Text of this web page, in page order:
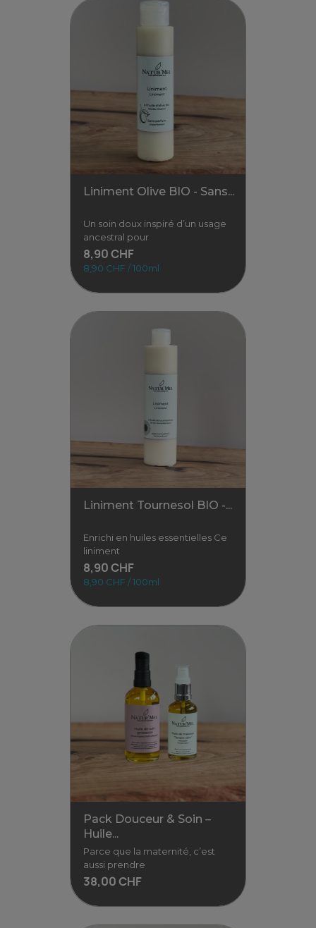
Lingettes lavables -...
🌿 Lingettes lavables en
coton bio – Lot de 4 (rose ou
bleu) Pour des soins tout
doux,
14,00 CHF
Voir
Liniment Olive BIO - Sans...
Un soin doux inspiré d’un usage
ancestral pour
8,90 CHF
8,90 CHF / 100ml
Liniment Olive BIO - Sans...
Un soin doux inspiré d’un
usage ancestral pour les
fesses de bébé. Ce précieux
8,90 CHF
8,90 CHF / 100ml
Liniment Tournesol BIO -...
Enrichi en huiles essentielles Ce
liniment
8,90 CHF
8,90 CHF / 100ml
Liniment Tournesol BIO -...
Enrichi en huiles essentielles
Ce liniment onctueux s’utilise
pour le change de bébé.
Formulé
8,90 CHF / 100ml
Pack Douceur & Soin –
Huile...
Parce que la maternité, c’est
aussi prendre
38,00 CHF